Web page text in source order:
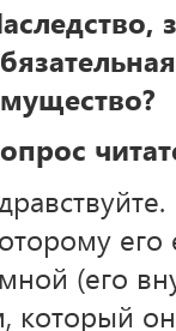
его
(его
который